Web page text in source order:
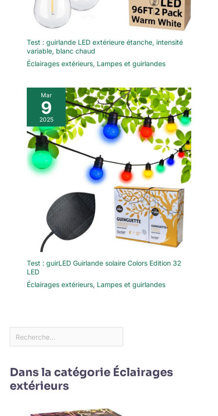
Test : guirlande LED extérieure étanche, intensité
variable, blanc chaud
Éclairages extérieurs, Lampes et guirlandes
Mar
9
2025
Test : guirLED Guirlande solaire Colors Edition 32
LED
Éclairages extérieurs, Lampes et guirlandes
Dans la catégorie Éclairages
extérieurs